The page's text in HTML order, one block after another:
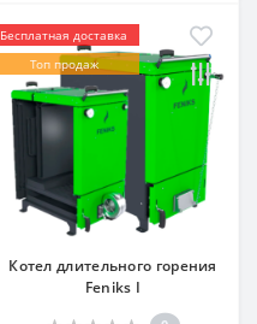
Бесплатная доставка
Топ продаж
Котел длительного горения
Feniks I